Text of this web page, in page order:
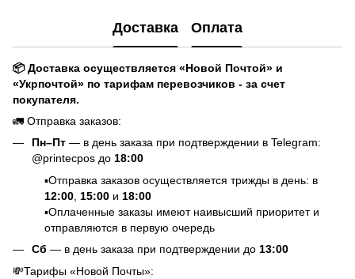
Доставка Оплата
📦 Доставка осуществляется «Новой Почтой» и
«Укрпочтой» по тарифам перевозчиков - за счет
покупателя.
🚛 Отправка заказов:
Пн–Пт — в день заказа при подтверждении в Telegram:
@printecpos до 18:00
▪️Отправка заказов осуществляется трижды в день: в
12:00 15:00 и 18:00
▪️Оплаченные заказы имеют наивысший приоритет и
отправляются в первую очередь
Сб — в день заказа при подтверждении до 13:00
💸Тарифы «Новой Почты»: